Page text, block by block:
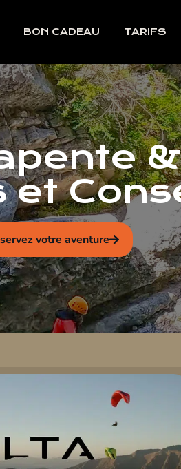
BON CADEAU TARIFS
et
votre aventure